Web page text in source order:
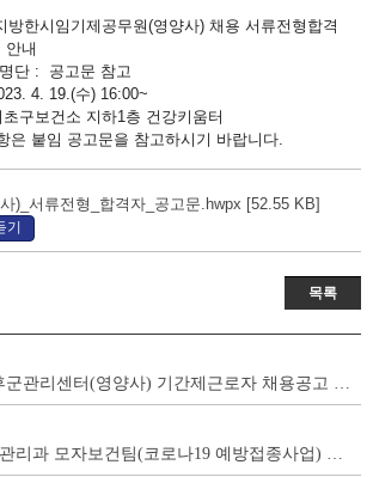
방한시임기제공무원(영양사) 채용 서류전형합격
안내
단 : 공고문 참고
4. 19.(수) 16:00~
구보건소 지하1층 건강키움터
붙임 공고문을 참고하시기 바랍니다.
)_서류전형_합격자_공고문.hwpx [52.55 KB]
기
목록
[채용공고] 대사증후군관리센터(영양사) 기간제근로자 채용공고 - 만성질환관리팀
서초구 보건소 건강관리과 모자보건팀(코로나19 예방접종사업) 기간제근로자 채용 공고